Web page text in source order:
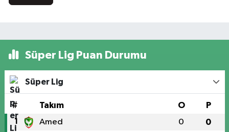
Süper Lig Puan Durumu
Süper Lig
# Takım O P
1 Amed 0 0